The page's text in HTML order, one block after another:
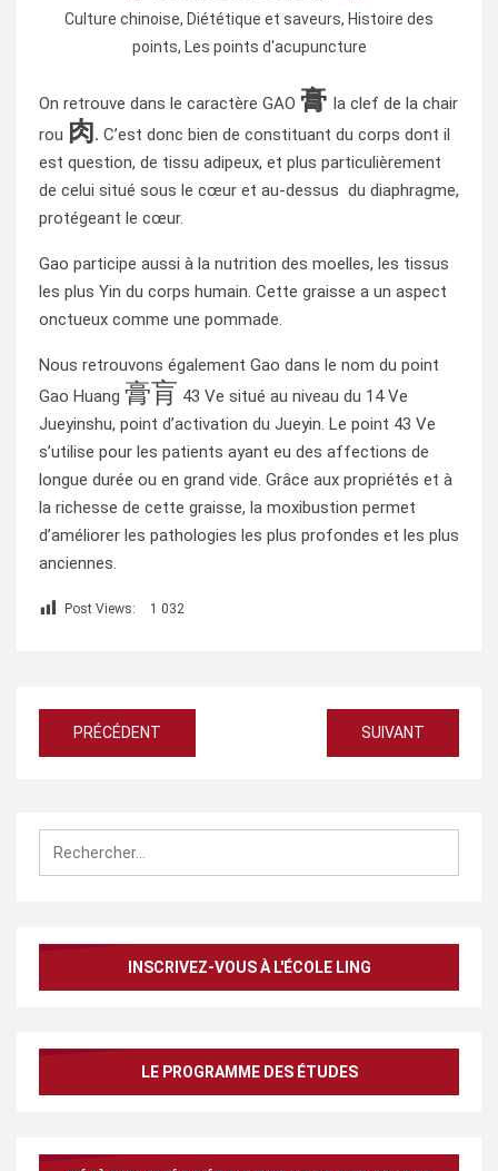
Culture chinoise, Diététique et saveurs, Histoire des
points, Les points d'acupuncture
On retrouve dans le caractère GAO 膏 la clef de la chair
rou 肉. C’est donc bien de constituant du corps dont il
est question, de tissu adipeux, et plus particulièrement
de celui situé sous le cœur et au-dessus du diaphragme,
protégeant le cœur.
Gao participe aussi à la nutrition des moelles, les tissus
les plus Yin du corps humain. Cette graisse a un aspect
onctueux comme une pommade.
Nous retrouvons également Gao dans le nom du point
Gao Huang 膏肓 43 Ve situé au niveau du 14 Ve
Jueyinshu, point d’activation du Jueyin. Le point 43 Ve
s’utilise pour les patients ayant eu des affections de
longue durée ou en grand vide. Grâce aux propriétés et à
la richesse de cette graisse, la moxibustion permet
d’améliorer les pathologies les plus profondes et les plus
anciennes.
Post Views: 1 032
Navigation
PRÉCÉDENT SUIVANT
Rechercher :
INSCRIVEZ-VOUS À L'ÉCOLE LING
LE PROGRAMME DES ÉTUDES